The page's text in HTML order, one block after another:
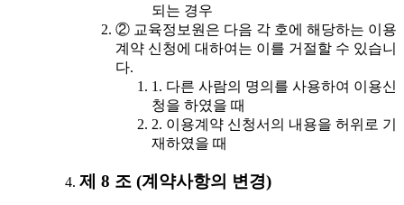
되는 경우
② 교육정보원은 다음 각 호에 해당하는 이용
계약 신청에 대하여는 이를 거절할 수 있습니
다.
1. 다른 사람의 명의를 사용하여 이용신
청을 하였을 때
2. 이용계약 신청서의 내용을 허위로 기
재하였을 때
제 8 조 (계약사항의 변경)